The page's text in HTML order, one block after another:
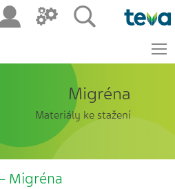
Migréna
Materiály ke stažení
Migréna